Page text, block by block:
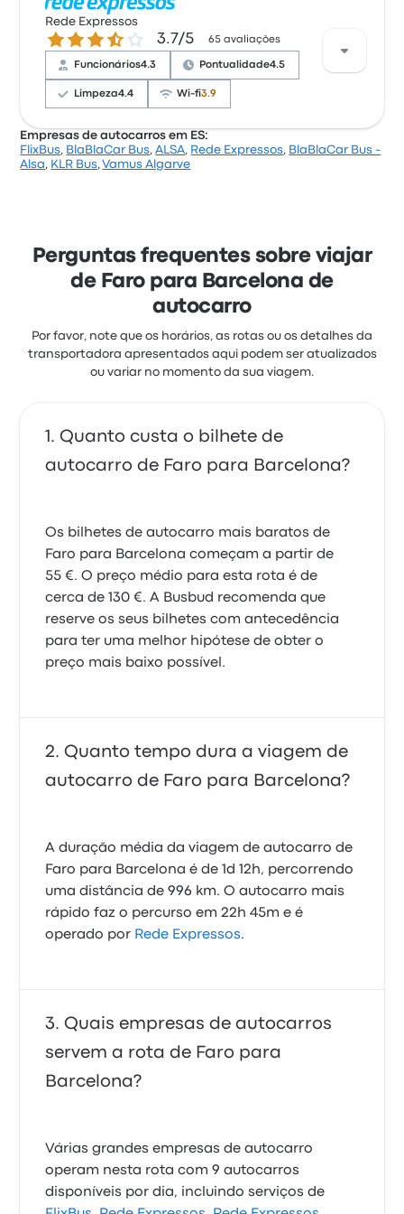
Com base em 26596 avaliações, a empresa foi
classificada com 4.2 estrelas na Busbud. Os
viajantes estavam especialmente satisfeitos com a
frequentemente de o wifi. Os preços de bilhetes de
Rede Expressos para esta viagem começam em 55 €
Rede Expressos
3.7 de 5 estrelas 3.7/5 65 avaliações
Funcionários4.3 Pontualidade4.5
Limpeza4.4 Wi-fi3.9
Com base em 65 avaliações, a empresa foi
de bilhetes de Rede Expressos para esta viagem
começam em 71 €
Empresas de autocarros em ES:
FlixBus, BlaBlaCar Bus,ALSA, Rede Expressos, BlaBlaCar Bus -
Alsa, KLR Bus,Vamus Algarve
Perguntas frequentes sobre viajar
de Faro para Barcelona de
autocarro
Por favor, note que os horários, as rotas ou os detalhes da
transportadora apresentados aqui podem ser atualizados
ou variar no momento da sua viagem.
Quanto custa o bilhete de
autocarro de Faro para Barcelona?
Os bilhetes de autocarro mais baratos de
Faro para Barcelona começam a partir de
55 €. O preço médio para esta rota é de
cerca de 130 €. A Busbud recomenda que
reserve os seus bilhetes com antecedência
para ter uma melhor hipótese de obter o
preço mais baixo possível.
Quanto tempo dura a viagem de
autocarro de Faro para Barcelona?
A duração média da viagem de autocarro de
Faro para Barcelona é de 1d 12h, percorrendo
uma distância de 996 km. O autocarro mais
rápido faz o percurso em 22h 45m e é
operado por Rede Expressos.
Quais empresas de autocarros
servem a rota de Faro para
Barcelona?
Várias grandes empresas de autocarro
operam nesta rota com 9 autocarros
disponíveis por dia, incluindo serviços de